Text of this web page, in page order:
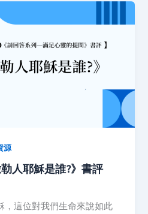
源
人耶穌是誰?》書評
，這位對我們生命來說如此